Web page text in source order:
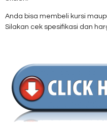
Anda bisa membeli kursi
Silakan cek spesifikasi dan